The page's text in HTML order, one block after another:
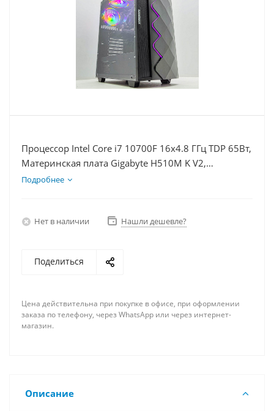
Процессор Intel Core i7 10700F 16x4.8 ГГц TDP 65Вт,
Материнская плата Gigabyte H510M K V2,
Видеокарта RTX 3060 12Гб, Память DDR4 16Gb,
Подробнее
Нет в наличии Нашли дешевле?
Поделиться
Цена действительна при покупке в офисе, при оформлении
заказа по телефону, через WhatsApp или через интернет-
магазин.
Описание